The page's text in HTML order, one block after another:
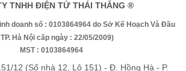
TNHH ĐIỆN TỬ THÁI THẮNG ®
doanh số : 0103864964 do Sở Kế Hoạch Và Đầu
Hà Nội cấp ngày : 22/05/2009)
MST : 0103864964
12 (Số nhà 12, Lô 151) - Đ. Hồng Hà - P.